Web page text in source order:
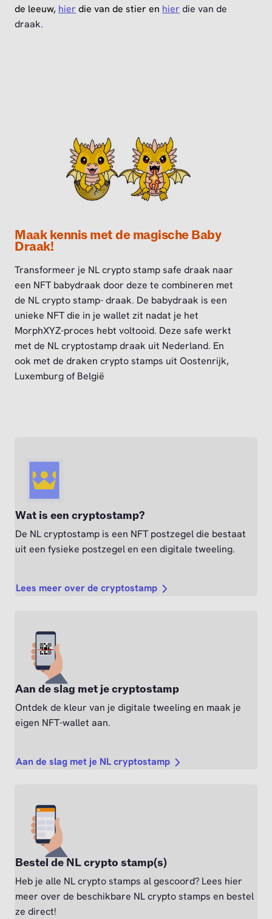
de leeuw, hier die van de stier en hier die van de
draak.
Maak kennis met de magische Baby
Draak!
Transformeer je NL crypto stamp safe draak naar
een NFT babydraak door deze te combineren met
de NL crypto stamp- draak. De babydraak is een
unieke NFT die in je wallet zit nadat je het
MorphXYZ-proces hebt voltooid. Deze safe werkt
met de NL cryptostamp draak uit Nederland. En
ook met de draken crypto stamps uit Oostenrijk,
Luxemburg of België
Wat is een cryptostamp?
De NL cryptostamp is een NFT postzegel die bestaat
uit een fysieke postzegel en een digitale tweeling.
Lees meer over de cryptostamp
Aan de slag met je cryptostamp
Ontdek de kleur van je digitale tweeling en maak je
eigen NFT-wallet aan.
Aan de slag met je NL cryptostamp
Bestel de NL crypto stamp(s)
Heb je alle NL crypto stamps al gescoord? Lees hier
meer over de beschikbare NL crypto stamps en bestel
ze direct!